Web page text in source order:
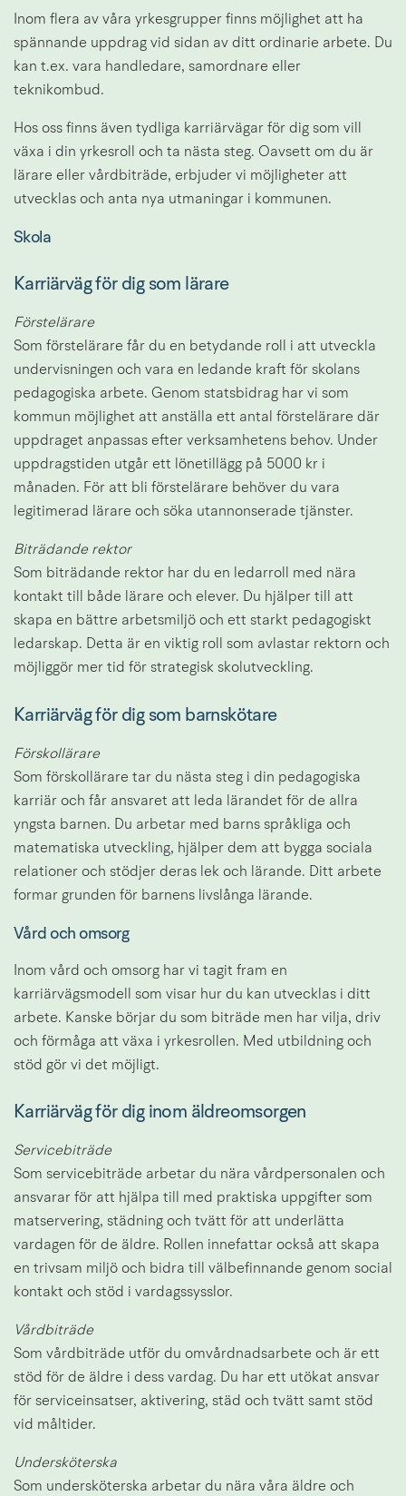
Inom flera av våra yrkesgrupper finns möjlighet att ha
spännande uppdrag vid sidan av ditt ordinarie arbete. Du
kan t.ex. vara handledare, samordnare eller
teknikombud.
Hos oss finns även tydliga karriärvägar för dig som vill
växa i din yrkesroll och ta nästa steg. Oavsett om du är
lärare eller vårdbiträde, erbjuder vi möjligheter att
utvecklas och anta nya utmaningar i kommunen.
Skola
Karriärväg för dig som lärare
Förstelärare
Som förstelärare får du en betydande roll i att utveckla
undervisningen och vara en ledande kraft för skolans
pedagogiska arbete. Genom statsbidrag har vi som
kommun möjlighet att anställa ett antal förstelärare där
uppdraget anpassas efter verksamhetens behov. Under
uppdragstiden utgår ett lönetillägg på 5000 kr i
månaden. För att bli förstelärare behöver du vara
legitimerad lärare och söka utannonserade tjänster.
Biträdande rektor
Som biträdande rektor har du en ledarroll med nära
kontakt till både lärare och elever. Du hjälper till att
skapa en bättre arbetsmiljö och ett starkt pedagogiskt
ledarskap. Detta är en viktig roll som avlastar rektorn och
möjliggör mer tid för strategisk skolutveckling.
Karriärväg för dig som barnskötare
Förskollärare
Som förskollärare tar du nästa steg i din pedagogiska
karriär och får ansvaret att leda lärandet för de allra
yngsta barnen. Du arbetar med barns språkliga och
matematiska utveckling, hjälper dem att bygga sociala
relationer och stödjer deras lek och lärande. Ditt arbete
formar grunden för barnens livslånga lärande.
Vård och omsorg
Inom vård och omsorg har vi tagit fram en
karriärvägsmodell som visar hur du kan utvecklas i ditt
arbete. Kanske börjar du som biträde men har vilja, driv
och förmåga att växa i yrkesrollen. Med utbildning och
stöd gör vi det möjligt.
Karriärväg för dig inom äldreomsorgen
Servicebiträde
Som servicebiträde arbetar du nära vårdpersonalen och
ansvarar för att hjälpa till med praktiska uppgifter som
matservering, städning och tvätt för att underlätta
vardagen för de äldre. Rollen innefattar också att skapa
en trivsam miljö och bidra till välbefinnande genom social
kontakt och stöd i vardagssysslor.
Vårdbiträde
Som vårdbiträde utför du omvårdnadsarbete och är ett
stöd för de äldre i dess vardag. Du har ett utökat ansvar
för serviceinsatser, aktivering, städ och tvätt samt stöd
vid måltider.
Undersköterska
Som undersköterska arbetar du nära våra äldre och